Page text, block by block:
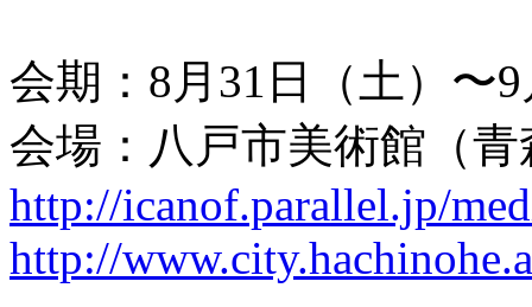
会期：8月31日（土）〜
会場：八戸市美術館（
http://icanof.parallel.jp/
http://